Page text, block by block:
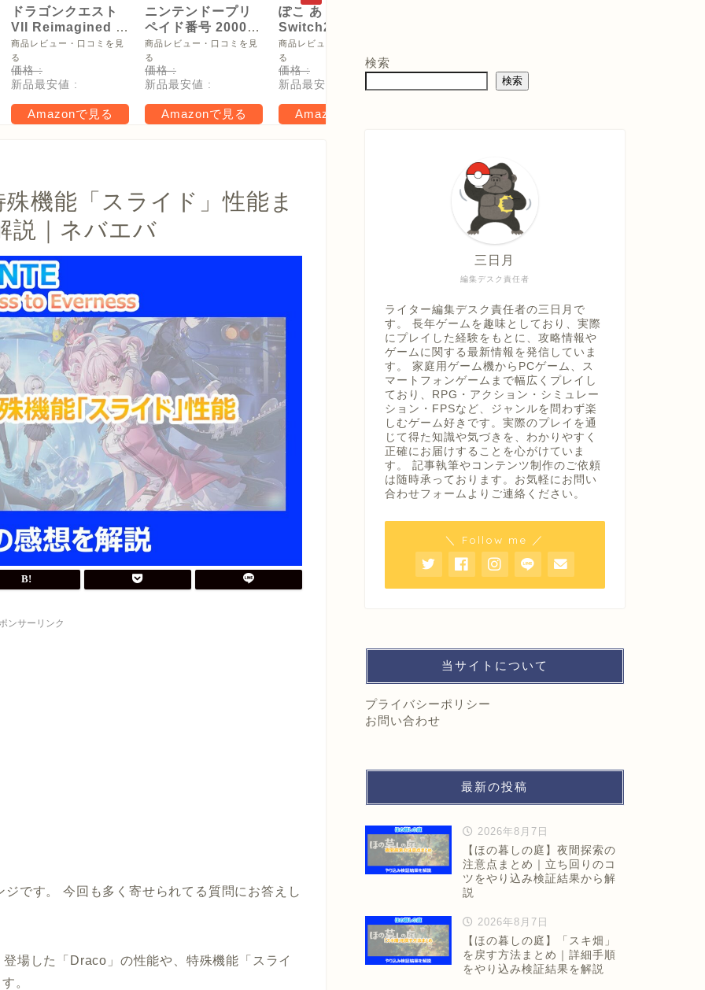
ドラゴンクエスト
VII Reimagined -
Switch2
商品レビュー・口コミを見
る
価格 :
新品最安値 :
Amazonで見る
ニンテンドープリ
ペイド番号 2000
円|オンラインコー
ド版
商品レビュー・口コミを見
る
価格 :
新品最安値 :
Amazonで見る
ぽこ あ ポケモン -
Switch2
【Amazon.co.jpオ
リジナル特典】メ
タモン型木製トレ
ー(サイズ約直径
16cm) 同梱 & デジ
タル特典 家具「ひ
商品レビュー・口コミを見
る
価格 :
新品最安値 :
Amazonで見る
価格 :
機能「スライド」性能ま
説｜ネバエバ
ンサーリンク
です。 今回も多く寄せられてる質問にお答えし
場した「Draco」の性能や、特殊機能「スライ
。
検索
検索
編集デスク責任者
三日月
ライター編集デスク責任者の三日月で
す。 長年ゲームを趣味としており、実際
にプレイした経験をもとに、攻略情報や
ゲームに関する最新情報を発信していま
す。 家庭用ゲーム機からPCゲーム、ス
マートフォンゲームまで幅広くプレイし
ており、RPG・アクション・シミュレー
ション・FPSなど、ジャンルを問わず楽
しむゲーム好きです。実際のプレイを通
じて得た知識や気づきを、わかりやすく
正確にお届けすることを心がけていま
す。 記事執筆やコンテンツ制作のご依頼
は随時承っております。お気軽にお問い
合わせフォームよりご連絡ください。
＼ Follow me ／
当サイトについて
プライバシーポリシー
お問い合わせ
最新の投稿
2026年8月7日
【ほの暮しの庭】夜間探索の
注意点まとめ｜立ち回りのコ
ツをやり込み検証結果から解
説
2026年8月7日
【ほの暮しの庭】「スキ畑」
を戻す方法まとめ｜詳細手順
をやり込み検証結果を解説